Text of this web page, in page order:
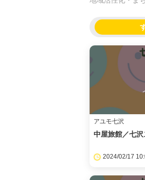
アユモ七沢
中屋旅館／七
2024/02/17